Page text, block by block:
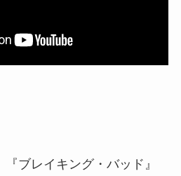
『ブレイキング・バッド』